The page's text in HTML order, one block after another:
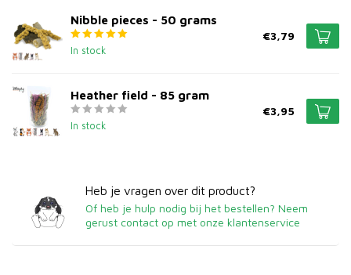
Nibble pieces - 50 grams
In stock
€3,79
Heather field - 85 gram
In stock
€3,95
Heb je vragen over dit product?
Of heb je hulp nodig bij het bestellen? Neem
gerust contact op met onze klantenservice